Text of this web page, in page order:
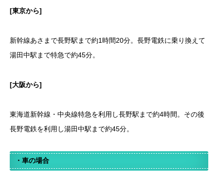
[東京から]
新幹線あさまで長野駅まで約1時間20分。長野電鉄に乗り換えて
湯田中駅まで特急で約45分。
[大阪から]
東海道新幹線・中央線特急を利用し長野駅まで約4時間。その後
長野電鉄を利用し湯田中駅まで約45分。
・車の場合